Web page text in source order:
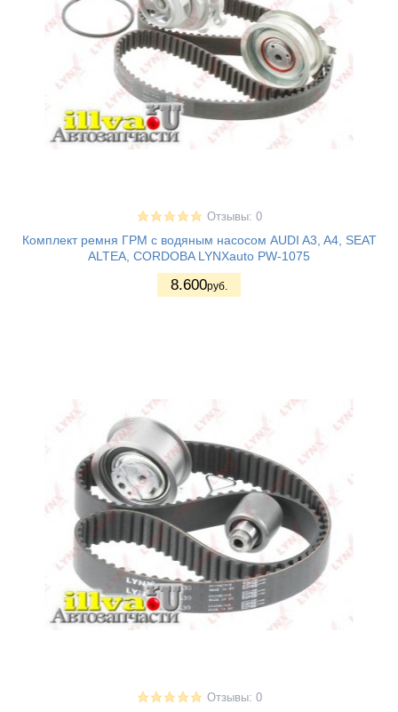
Отзывы: 0
Комплект ремня ГРМ с водяным насосом AUDI A3, A4, SEAT
ALTEA, CORDOBA LYNXauto PW-1075
8.600руб.
Отзывы: 0